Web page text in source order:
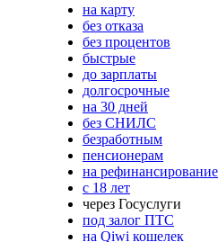
на карту
без отказа
без процентов
быстрые
до зарплаты
долгосрочные
на 30 дней
без СНИЛС
безработным
пенсионерам
на рефинансирование
с 18 лет
через Госуслуги
под залог ПТС
на Qiwi кошелек